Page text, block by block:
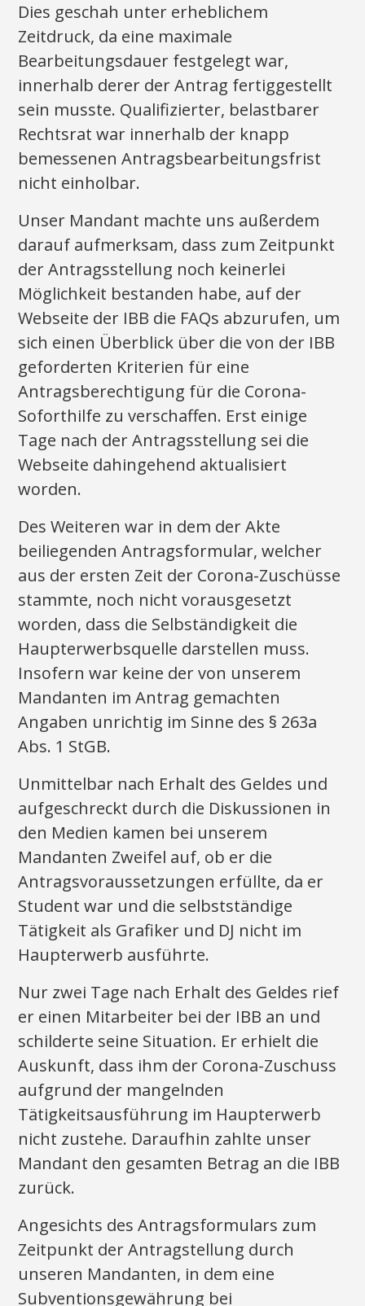
Dies geschah unter erheblichem
Zeitdruck, da eine maximale
Bearbeitungsdauer festgelegt war,
innerhalb derer der Antrag fertiggestellt
sein musste. Qualifizierter, belastbarer
Rechtsrat war innerhalb der knapp
bemessenen Antragsbearbeitungsfrist
nicht einholbar.
Unser Mandant machte uns außerdem
darauf aufmerksam, dass zum Zeitpunkt
der Antragsstellung noch keinerlei
Möglichkeit bestanden habe, auf der
Webseite der IBB die FAQs abzurufen, um
sich einen Überblick über die von der IBB
geforderten Kriterien für eine
Antragsberechtigung für die Corona-
Soforthilfe zu verschaffen. Erst einige
Tage nach der Antragsstellung sei die
Webseite dahingehend aktualisiert
worden.
Des Weiteren war in dem der Akte
beiliegenden Antragsformular, welcher
aus der ersten Zeit der Corona-Zuschüsse
stammte, noch nicht vorausgesetzt
worden, dass die Selbständigkeit die
Haupterwerbsquelle darstellen muss.
Insofern war keine der von unserem
Mandanten im Antrag gemachten
Angaben unrichtig im Sinne des § 263a
Abs. 1 StGB.
Unmittelbar nach Erhalt des Geldes und
aufgeschreckt durch die Diskussionen in
den Medien kamen bei unserem
Mandanten Zweifel auf, ob er die
Antragsvoraussetzungen erfüllte, da er
Student war und die selbstständige
Tätigkeit als Grafiker und DJ nicht im
Haupterwerb ausführte.
Nur zwei Tage nach Erhalt des Geldes rief
er einen Mitarbeiter bei der IBB an und
schilderte seine Situation. Er erhielt die
Auskunft, dass ihm der Corona-Zuschuss
aufgrund der mangelnden
Tätigkeitsausführung im Haupterwerb
nicht zustehe. Daraufhin zahlte unser
Mandant den gesamten Betrag an die IBB
zurück.
Angesichts des Antragsformulars zum
Zeitpunkt der Antragstellung durch
unseren Mandanten, in dem eine
Subventionsgewährung bei